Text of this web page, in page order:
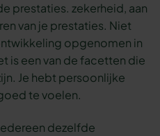
prestaties. zekerheid, aan
van je prestaties. Niet
opgenomen in
is een van de facetten die
Je hebt persoonlijke
te voelen.
dezelfde